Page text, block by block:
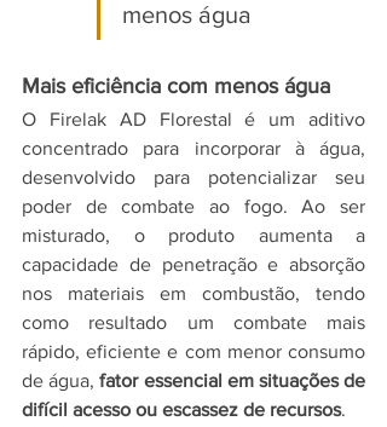
menos água
Mais eficiência com menos água
O Firelak AD Florestal é um aditivo
concentrado para incorporar à água,
desenvolvido para potencializar seu
poder de combate ao fogo. Ao ser
misturado, o produto aumenta a
capacidade de penetração e absorção
nos materiais em combustão, tendo
como resultado um combate mais
rápido, eficiente e com menor consumo
de água, fator essencial em situações de
difícil acesso ou escassez de recursos.